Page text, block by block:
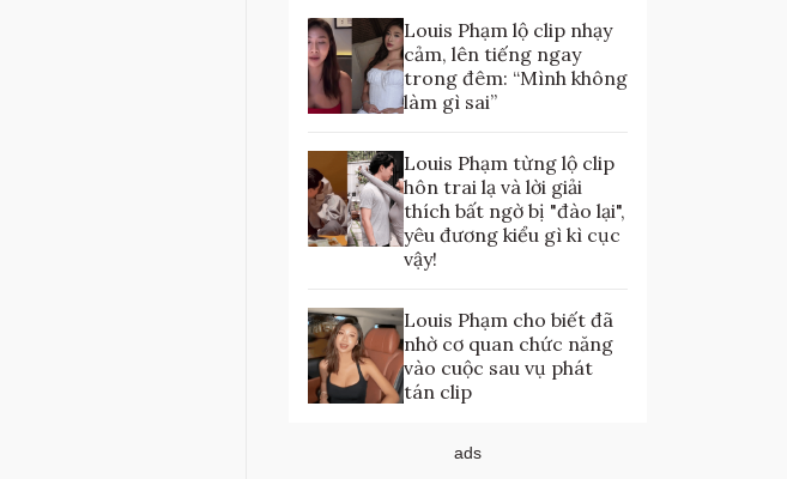
Louis Phạm lộ clip nhạy
cảm, lên tiếng ngay
trong đêm: “Mình không
làm gì sai”
Louis Phạm từng lộ clip
hôn trai lạ và lời giải
thích bất ngờ bị "đào lại",
yêu đương kiểu gì kì cục
vậy!
Louis Phạm cho biết đã
nhờ cơ quan chức năng
vào cuộc sau vụ phát
tán clip
ads